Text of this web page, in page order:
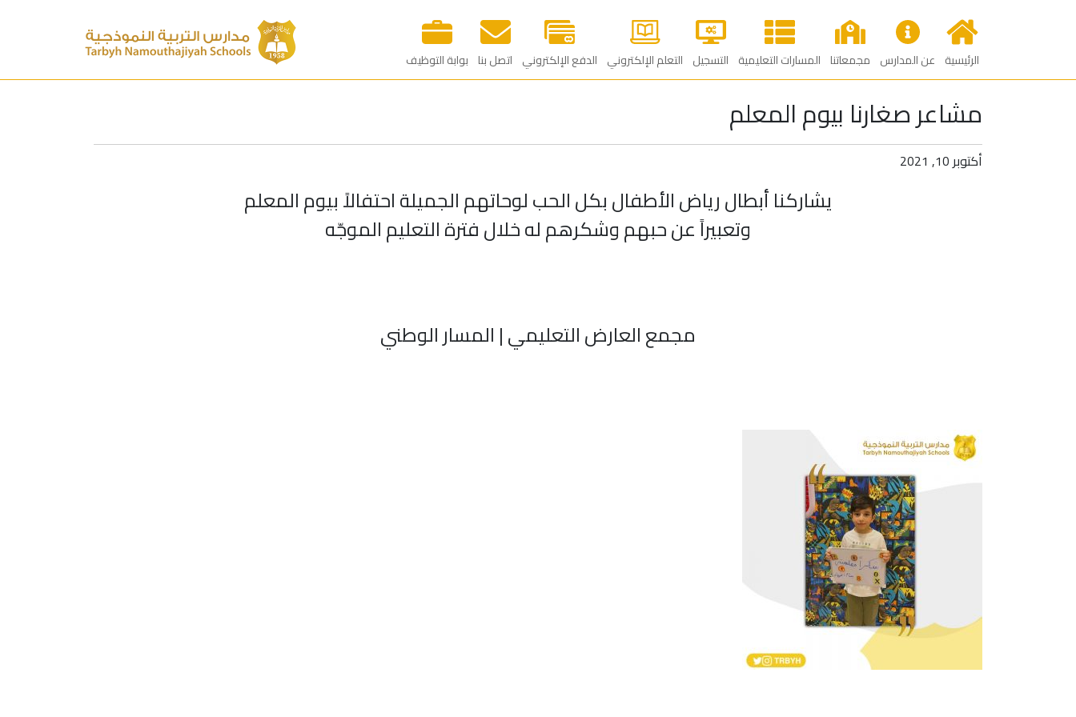
الرئيسية عن المدارس مجمعاتنا المسارات التعليمية التسجيل التعلم الإلكتروني الدفع الإلكتروني اتصل بنا بوابة التوظيف‎
مشاعر صغارنا بيوم المعلم
أكتوبر 10, 2021
يشاركنا أبطال رياض الأطفال بكل الحب لوحاتهم الجميلة احتفالاً بيوم المعلم
وتعبيراً عن حبهم وشكرهم له خلال فترة التعليم الموجّه
مجمع العارض التعليمي | المسار الوطني